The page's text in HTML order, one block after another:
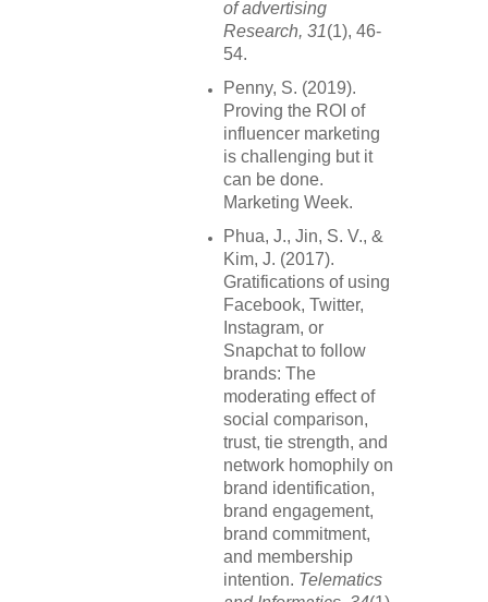
of advertising
Research, 31(1), 46-
54.
Penny, S. (2019).
Proving the ROI of
influencer marketing
is challenging but it
can be done.
Marketing Week.
Phua, J., Jin, S. V., &
Kim, J. (2017).
Gratifications of using
Facebook, Twitter,
Instagram, or
Snapchat to follow
brands: The
moderating effect of
social comparison,
trust, tie strength, and
network homophily on
brand identification,
brand engagement,
brand commitment,
and membership
intention. Telematics